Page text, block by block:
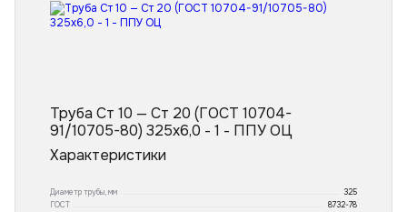
Труба Ст 10 — Ст 20 (ГОСТ 10704-
91/10705-80) 325x6,0 - 1 - ППУ ОЦ
Характеристики
Диаметр трубы, мм
325
ГОСТ
8732-78